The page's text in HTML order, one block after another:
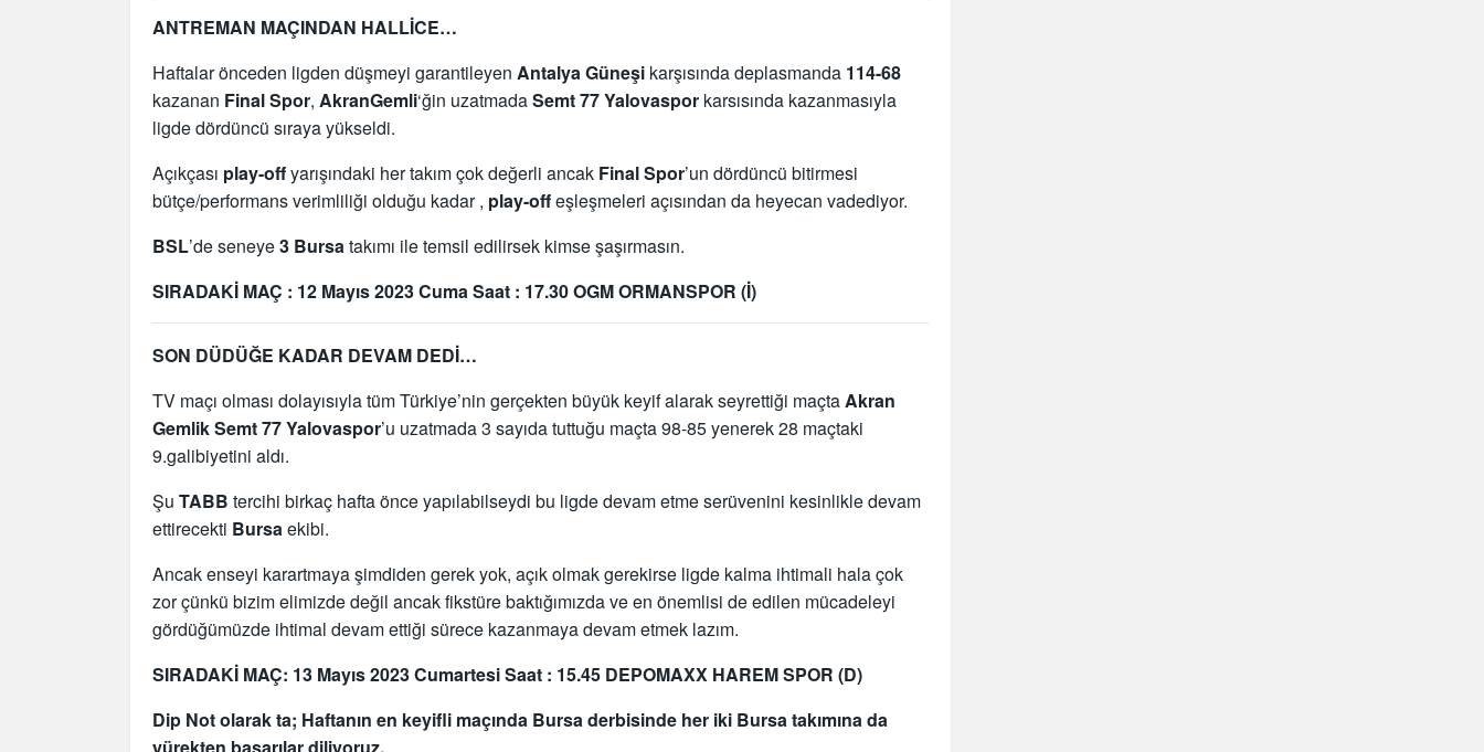
ANTREMAN MAÇINDAN HALLİCE…
Haftalar önceden ligden düşmeyi garantileyen Antalya Güneşi karşısında deplasmanda 114-68
kazanan Final Spor, AkranGemli‘ğin uzatmadaSemt 77 Yalovaspor karsısında kazanmasıyla
ligde dördüncü sıraya yükseldi.
Açıkçası play-offyarışındaki her takım çok değerli ancak Final Spor’un dördüncü bitirmesi
bütçe/performans verimliliği olduğu kadar , play-offeşleşmeleri açısından da heyecan vadediyor.
BSL’de seneye3 Bursatakımı ile temsil edilirsek kimse şaşırmasın.
SIRADAKİ MAÇ : 12 Mayıs 2023 Cuma Saat : 17.30 OGM ORMANSPOR (İ)
SON DÜDÜĞE KADAR DEVAM DEDİ…
TV maçı olması dolayısıyla tüm Türkiye’nin gerçekten büyük keyif alarak seyrettiği maçtaAkran
Gemlik Semt 77Yalovaspor’u uzatmada 3 sayıda tuttuğu maçta 98-85 yenerek 28 maçtaki
9.galibiyetini aldı.
Şu TABB tercihi birkaç hafta önce yapılabilseydi bu ligde devam etme serüvenini kesinlikle devam
ettirecekti Bursaekibi.
Ancak enseyi karartmaya şimdiden gerek yok, açık olmak gerekirse ligde kalma ihtimali hala çok
zor çünkü bizim elimizde değil ancak fikstüre baktığımızda ve en önemlisi de edilen mücadeleyi
gördüğümüzde ihtimal devam ettiği sürece kazanmaya devam etmek lazım.
SIRADAKİ MAÇ: 13 Mayıs 2023 Cumartesi Saat : 15.45 DEPOMAXX HAREM SPOR (D)
Dip Not olarak ta; Haftanın en keyifli maçında Bursa derbisinde her iki Bursa takımına da
yürekten başarılar diliyoruz.